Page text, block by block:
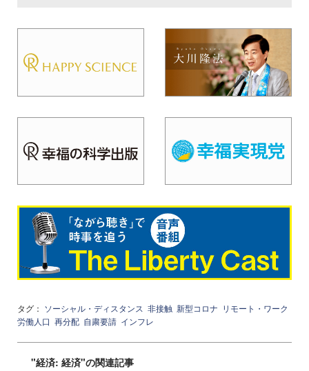
タグ： ソーシャル・ディスタンス 非接触 新型コロナ リモート・ワーク
労働人口 再分配 自粛要請 インフレ
"経済: 経済"の関連記事